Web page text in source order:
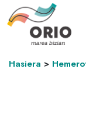
Hasiera >